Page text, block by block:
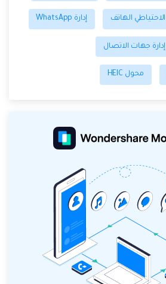
الهاتف إدارة WhatsApp
إدارة جهات الاتصال
محول HEIC